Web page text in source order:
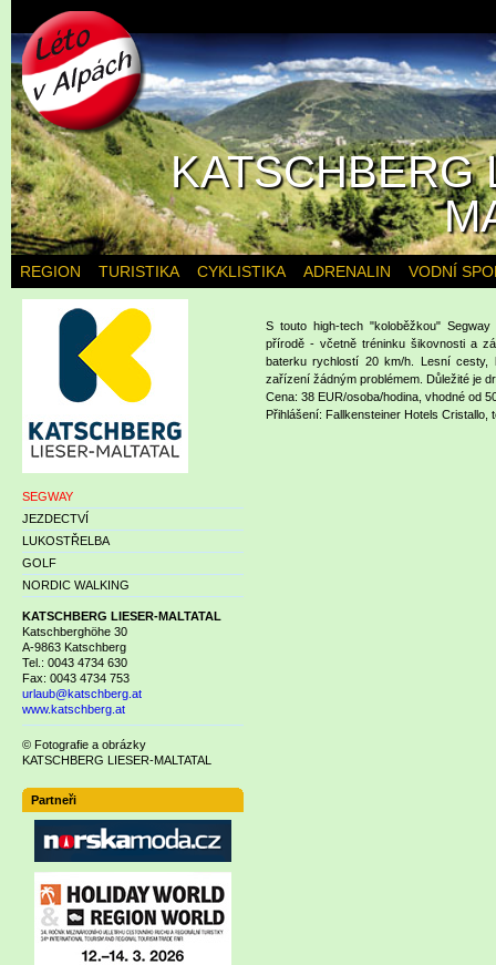
S touto high-tech "koloběžkou"
přírodě - včetně tréninku šikovnosti a
baterku rychlostí 20 km/h. Lesní
zařízení žádným problémem. Důležité je
Cena: 38 EUR/osoba/hodina, vhodné od
Přihlášení: Fallkensteiner Hotels Cristallo,
SEGWAY
JEZDECTVÍ
LUKOSTŘELBA
GOLF
NORDIC WALKING
KATSCHBERG LIESER-MALTATAL
Katschberghöhe 30
A-9863 Katschberg
Tel.: 0043 4734 630
Fax: 0043 4734 753
urlaub@katschberg.at
www.katschberg.at
© Fotografie a obrázky
KATSCHBERG LIESER-MALTATAL
Partneři
REGION TURISTIKA CYKLISTIKA ADRENALIN VODNÍ
KATSCHBERG